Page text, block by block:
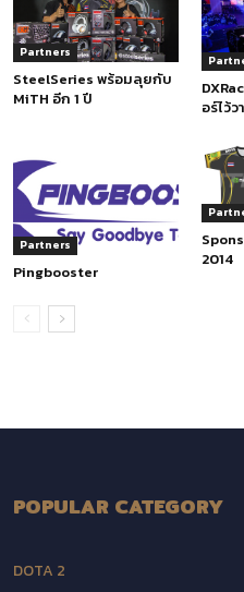
Partners
SteelSeries พร้อมลุยกับ
MiTH อีก 1 ปี
อร์ไว้ว
Partners
Pingbooster
2014
POPULAR CATEGORY
DOTA 2